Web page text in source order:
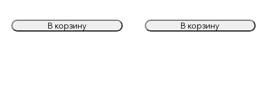
В корзину В корзину